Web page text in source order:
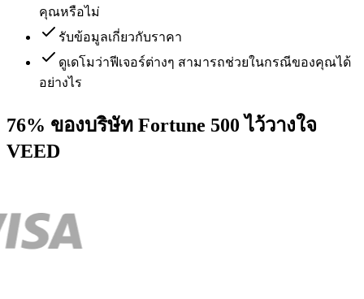
คุณหรือไม่
รับข้อมูลเกี่ยวกับราคา
ดูเดโมว่าฟีเจอร์ต่างๆ สามารถช่วยในกรณีของคุณได้
อย่างไร
76% ของบริษัท Fortune 500 ไว้วางใจ
VEED